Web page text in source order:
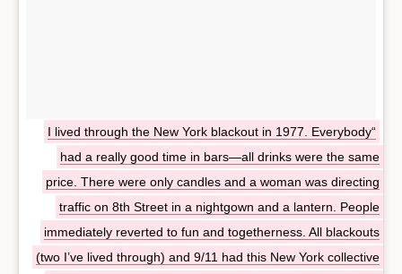
“I lived through the New York blackout in 1977. Everybody
had a really good time in bars—all drinks were the same
price. There were only candles and a woman was directing
traffic on 8th Street in a nightgown and a lantern. People
immediately reverted to fun and togetherness. All blackouts
(two I’ve lived through) and 9/11 had this New York collective